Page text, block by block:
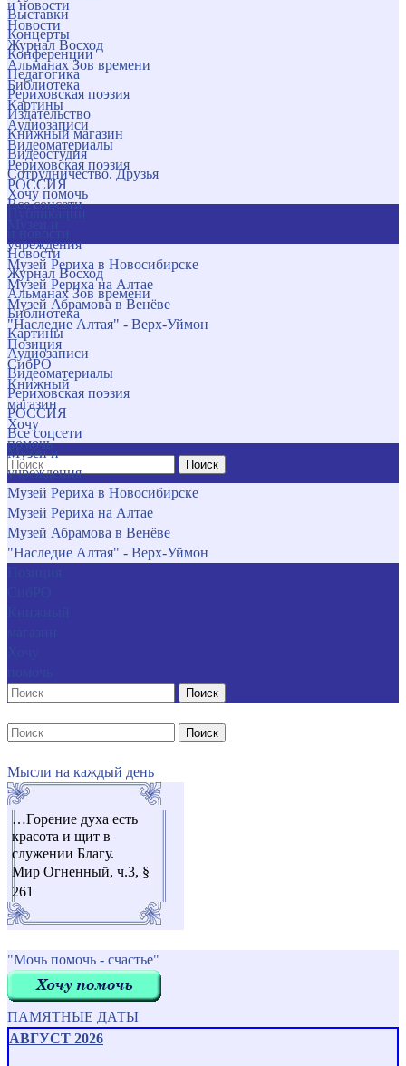
и новости
Новости
Журнал Восход
Альманах Зов времени
Библиотека
Картины
Аудиозаписи
Видеоматериалы
Рериховская поэзия
РОССИЯ
Все соцсети
учреждения
Музей Рериха в Новосибирске
Музей Рериха на Алтае
Музей Абрамова в Венёве
"Наследие Алтая" - Верх-Уймон
Позиция
СибРО
Книжный
магазин
Хочу
помочь
Поиск
Выставки
Концерты
Конференции
Педагогика
Рериховская поэзия
Издательство
Книжный магазин
Видеостудия
Сотрудничество. Друзья
Хочу помочь
Новости
Журнал Восход
Альманах Зов времени
Библиотека
Картины
Аудиозаписи
Видеоматериалы
Рериховская поэзия
РОССИЯ
Все соцсети
Музеи и
учреждения
Музей Рериха в Новосибирске
Музей Рериха на Алтае
Музей Абрамова в Венёве
"Наследие Алтая" - Верх-Уймон
Поиск
Поиск
Мысли на каждый день
…Горение духа есть
красота и щит в
служении Благу.
Мир Огненный, ч.3, §
261
"Мочь помочь - счастье"
ПАМЯТНЫЕ ДАТЫ
АВГУСТ 2026